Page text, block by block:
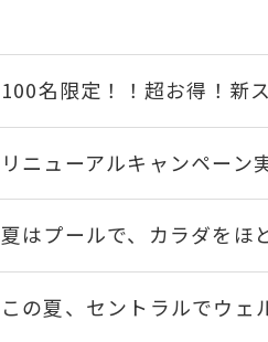
100名限定！！超お得！新
リニューアルキャンペー
夏はプールで、カラダをほ
この夏、セントラルでウ